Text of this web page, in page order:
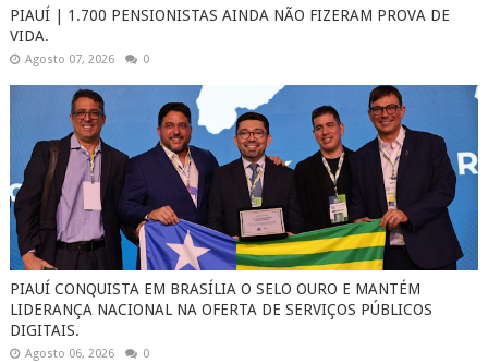
PIAUÍ | 1.700 PENSIONISTAS AINDA NÃO FIZERAM PROVA DE
VIDA.
Agosto 07, 2026 0
PIAUÍ CONQUISTA EM BRASÍLIA O SELO OURO E MANTÉM
LIDERANÇA NACIONAL NA OFERTA DE SERVIÇOS PÚBLICOS
DIGITAIS.
Agosto 06, 2026 0